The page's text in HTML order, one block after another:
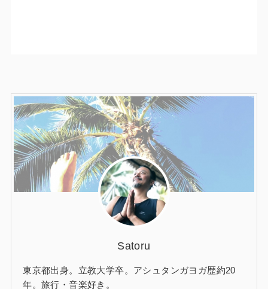
Satoru
東京都出身。立教大学卒。アシュタンガヨガ歴約20
年。旅行・音楽好き。